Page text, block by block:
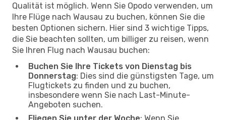
Qualität ist möglich. Wenn Sie Opodo verwenden, um
Ihre Flüge nach Wausau zu buchen, können Sie die
besten Optionen sichern. Hier sind 3 wichtige Tipps,
die Sie beachten sollten, um billiger zu reisen, wenn
Sie Ihren Flug nach Wausau buchen:
Buchen Sie Ihre Tickets von Dienstag bis
Donnerstag: Dies sind die günstigsten Tage, um
Flugtickets zu finden und zu buchen,
insbesondere wenn Sie nach Last-Minute-
Angeboten suchen.